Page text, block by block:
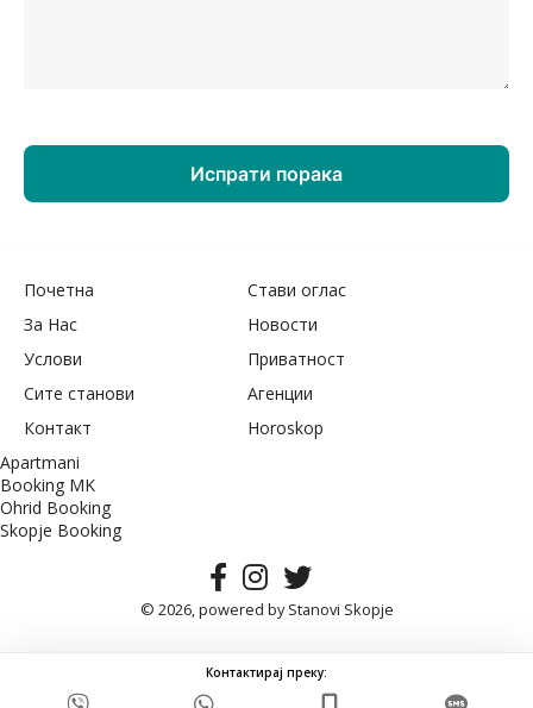
Контактирај преку:
Почетна
Стави оглас
За Нас
Новости
Услови
Приватност
Сите станови
Агенции
Контакт
Horoskop
Apartmani
Booking MK
Ohrid Booking
Skopje Booking
© 2026, powered byStanovi Skopje